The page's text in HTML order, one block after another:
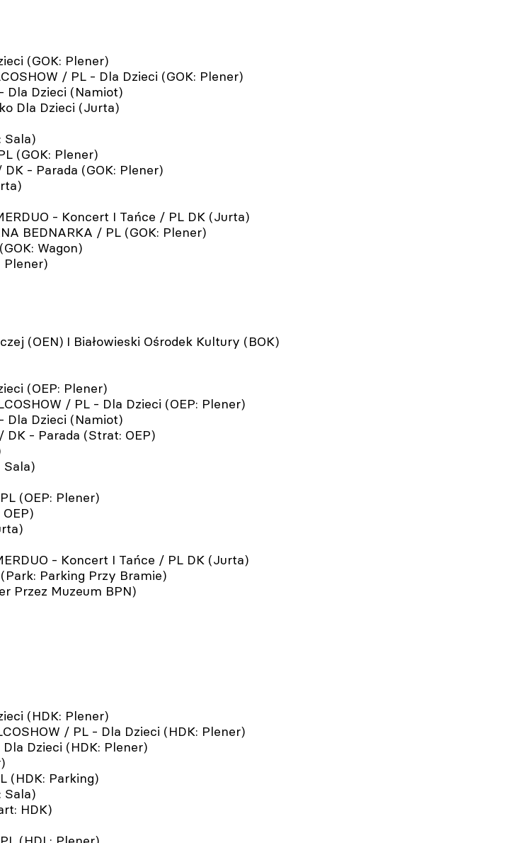
(GOK: Plener)
/ PL - Dla Dzieci (GOK: Plener)
Dla Dzieci (Namiot)
Dla Dzieci (Jurta)
Sala)
(GOK: Plener)
DK - Parada (GOK: Plener)
- Koncert I Tańce / PL DK (Jurta)
BEDNARKA / PL (GOK: Plener)
Wagon)
Plener)
(OEN) I Białowieski Ośrodek Kultury (BOK)
(OEP: Plener)
/ PL - Dla Dzieci (OEP: Plener)
Dla Dzieci (Namiot)
DK - Parada (Strat: OEP)
Sala)
(OEP: Plener)
- Koncert I Tańce / PL DK (Jurta)
Parking Przy Bramie)
Przez Muzeum BPN)
(HDK: Plener)
/ PL - Dla Dzieci (HDK: Plener)
Dzieci (HDK: Plener)
(HDK: Parking)
Sala)
HDK)